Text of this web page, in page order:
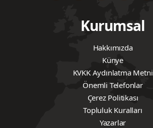
Kurumsal
Hakkımızda
Künye
KVKK Aydınlatma Metni
Önemli Telefonlar
Çerez Politikası
Topluluk Kuralları
Yazarlar